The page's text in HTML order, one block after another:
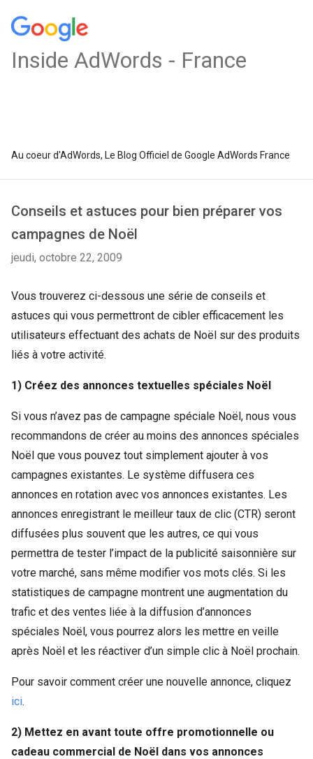
Inside AdWords - France
Au coeur d'AdWords, Le Blog Officiel de Google AdWords France
Conseils et astuces pour bien préparer vos
campagnes de Noël
jeudi, octobre 22, 2009
Vous trouverez ci-dessous une série de conseils et
astuces qui vous permettront de cibler efficacement les
utilisateurs effectuant des achats de Noël sur des produits
liés à votre activité.
1) Créez des annonces textuelles spéciales Noël
Si vous n’avez pas de campagne spéciale Noël, nous vous
recommandons de créer au moins des annonces spéciales
Noël que vous pouvez tout simplement ajouter à vos
campagnes existantes. Le système diffusera ces
annonces en rotation avec vos annonces existantes. Les
annonces enregistrant le meilleur taux de clic (CTR) seront
diffusées plus souvent que les autres, ce qui vous
permettra de tester l’impact de la publicité saisonnière sur
votre marché, sans même modifier vos mots clés. Si les
statistiques de campagne montrent une augmentation du
trafic et des ventes liée à la diffusion d’annonces
spéciales Noël, vous pourrez alors les mettre en veille
après Noël et les réactiver d’un simple clic à Noël prochain.
Pour savoir comment créer une nouvelle annonce, cliquez
ici.
2) Mettez en avant toute offre promotionnelle ou
cadeau commercial de Noël dans vos annonces